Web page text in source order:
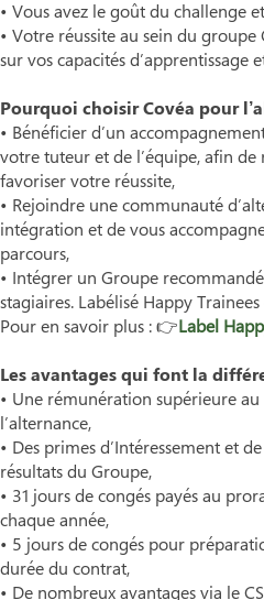
• Vous avez le goût du challenge
• Votre réussite au sein du groupe
sur vos capacités d’apprentissage
Pourquoi choisir Covéa pour
• Bénéficier d’un
votre tuteur et de l’équipe, afin
favoriser votre réussite,
• Rejoindre une communauté
intégration et de vous
parcours,
• Intégrer un Groupe
stagiaires. Labélisé Happy
Pour en savoir plus : 👉Label
Les avantages qui font la
• Une rémunération supérieure
l’alternance,
• Des primes d’Intéressement et
résultats du Groupe,
• 31 jours de congés payés au
chaque année,
• 5 jours de congés pour
durée du contrat,
• De nombreux avantages via le